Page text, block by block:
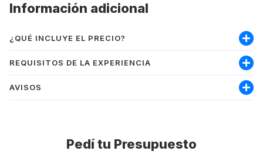
Información adicional
¿QUÉ INCLUYE EL PRECIO?
Incluye:
REQUISITOS DE LA EXPERIENCIA
AVISOS
precio total dependerá del tipo de cambio
Pedí tu Presupuesto